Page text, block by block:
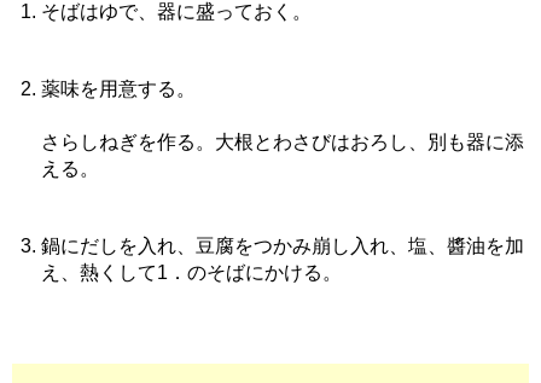
そばはゆで、器に盛っておく。
薬味を用意する。
さらしねぎを作る。大根とわさびはおろし、別も器に添
える。
鍋にだしを入れ、豆腐をつかみ崩し入れ、塩、醬油を加
え、熱くして1．のそばにかける。